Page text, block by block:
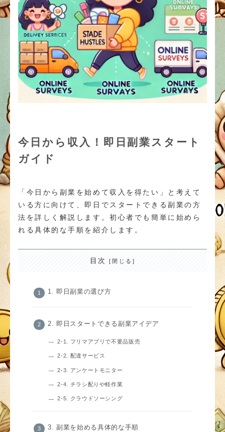
今日から収入！即日副業スタート
ガイド
「今日から副業を始めて収入を得たい」と考えて
いる方に向けて、即日でスタートできる副業の方
法を詳しく解説します。初心者でも簡単に始めら
れる具体的な手順を紹介します。
目次
1. 即日副業の選び方
2. 即日スタートできる副業アイデア
2-1. フリマアプリで不要品販売
2-2. 配達サービス
2-3. アンケートモニター
2-4. チラシ配りや軽作業
2-5. クラウドソーシング
3. 副業を始める具体的な手順